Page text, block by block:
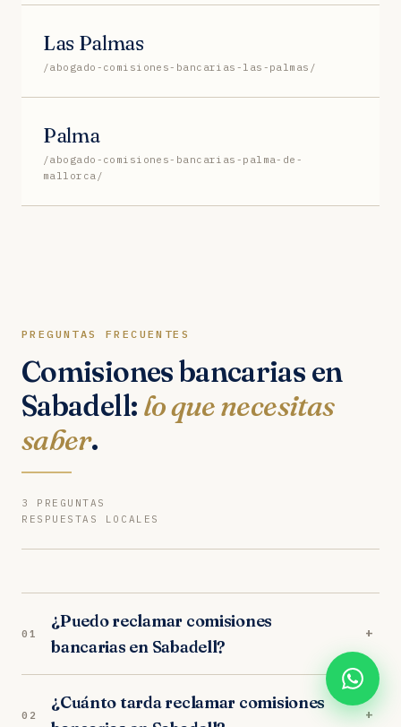
Las Palmas
/abogado-comisiones-bancarias-las-palmas/
Palma
/abogado-comisiones-bancarias-palma-de-
mallorca/
PREGUNTAS FRECUENTES
Comisiones bancarias en
Sabadell: lo que necesitas
saber.
3 PREGUNTAS
RESPUESTAS LOCALES
01
¿Puedo reclamar comisiones
bancarias en Sabadell?
+
especialistas en comisiones bancarias.
02
¿Cuánto tarda reclamar comisiones
+